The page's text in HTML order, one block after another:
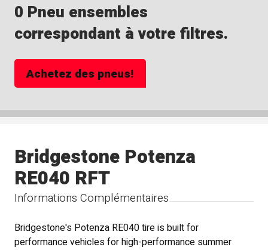
0 Pneu ensembles
correspondant à votre filtres.
Achetez des pneus!
Informations Complémentaires
Bridgestone Potenza
RE040 RFT
Bridgestone's Potenza RE040 tire is built for
performance vehicles for high-performance summer